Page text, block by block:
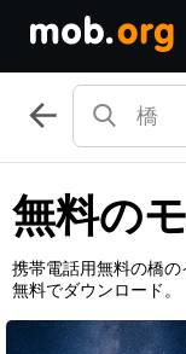
無料の
携帯電話用無料の橋
無料でダウンロード。